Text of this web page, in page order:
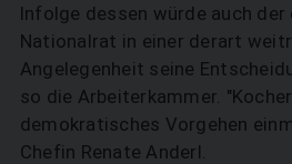
Infolge dessen würde auch
Nationalrat in einer derart
Angelegenheit seine
so die Arbeiterkammer.
demokratisches Vorgehen
Chefin Renate Anderl.